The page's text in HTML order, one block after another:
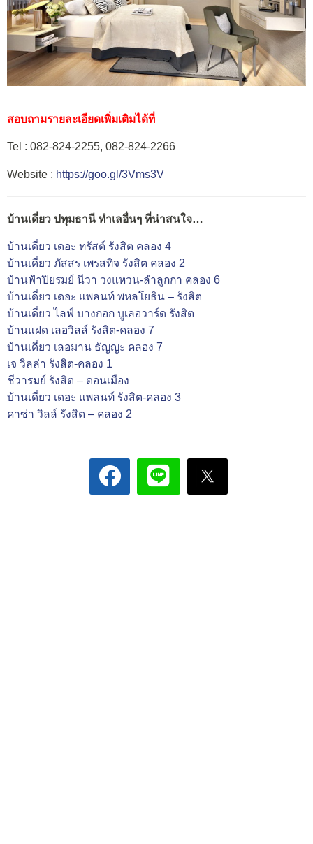
สอบถามรายละเอียดเพิ่มเติมได้ที่
Tel : 082-824-2255, 082-824-2266
Website : https://goo.gl/3Vms3V
บ้านเดี่ยว ปทุมธานี ทำเลอื่นๆ ที่น่าสนใจ…
บ้านเดี่ยว เดอะ ทรัสต์ รังสิต คลอง 4
บ้านเดี่ยว ภัสสร เพรสทิจ รังสิต คลอง 2
บ้านฟ้าปิยรมย์ นีวา วงแหวน-ลำลูกกา คลอง 6
บ้านเดี่ยว เดอะ แพลนท์ พหลโยธิน – รังสิต
บ้านเดี่ยว ไลฟ์ บางกอก บูเลอวาร์ด รังสิต
บ้านแฝด เลอวิลล์ รังสิต-คลอง 7
บ้านเดี่ยว เลอมาน ธัญญะ คลอง 7
เจ วิลล่า รังสิต-คลอง 1
ชีวารมย์ รังสิต – ดอนเมือง
บ้านเดี่ยว เดอะ แพลนท์ รังสิต-คลอง 3
คาซ่า วิลล์ รังสิต – คลอง 2